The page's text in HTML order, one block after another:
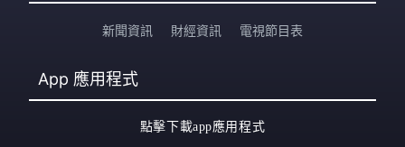
新聞資訊 財經資訊 電視節目表
App 應用程式
點擊下載app應用程式